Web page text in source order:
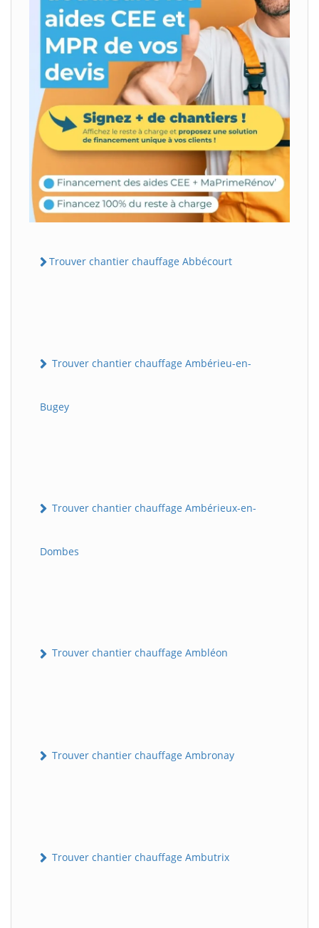
Trouver chantier chauffage Abbécourt
Trouver chantier chauffage Ambérieu-en-
Bugey
Trouver chantier chauffage Ambérieux-en-
Dombes
Trouver chantier chauffage Ambléon
Trouver chantier chauffage Ambronay
Trouver chantier chauffage Ambutrix